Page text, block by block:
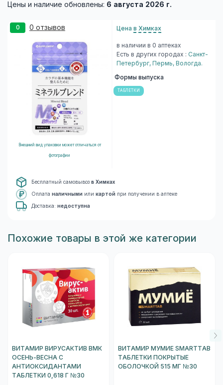
Цены и наличие обновлены: 6 августа 2026 г.
0 0 отзывов
Внешний вид упаковки может отличаться от
фотографии
Цена в Химках
в наличии в 0 аптеках
Есть в других городах : Санкт-
Петербург, Пермь, Вологда.
Формы выпуска
ТАБЛЕТКИ
Бесплатный самовывоз в Химках
Оплата наличными или картой при получении в аптеке
Доставка: недоступна
Похожие товары в этой же категории
ВИТАМИР ВИРУСАКТИВ ВМК
ОСЕНЬ-ВЕСНА С
АНТИОКСИДАНТАМИ
ТАБЛЕТКИ 0,618 Г №30
ВИТАМИР МУМИЕ SMARTTAB
ТАБЛЕТКИ ПОКРЫТЫЕ
ОБОЛОЧКОЙ 515 МГ №30